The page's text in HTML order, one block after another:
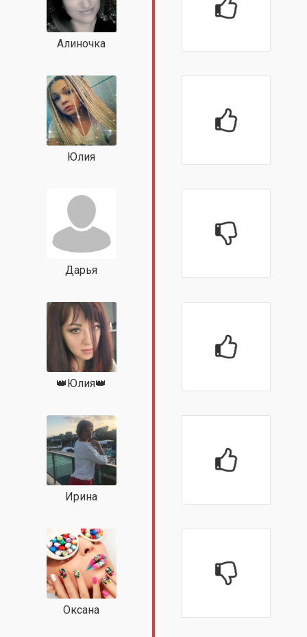
Алиночка
Юлия
Дарья
👑Юлия👑
Ирина
Оксана